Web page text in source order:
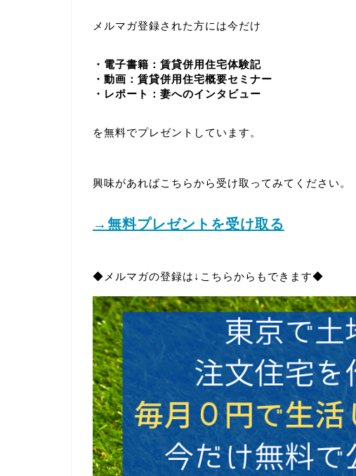
メルマガ登録された方には今だけ
・電子書籍：賃貸併用住宅体験記
・動画：賃貸併用住宅概要セミナー
・レポート：妻へのインタビュー
を無料でプレゼントしています。
興味があればこちらから受け取ってみてください。
→無料プレゼントを受け取る
◆メルマガの登録は↓こちらからもできます◆